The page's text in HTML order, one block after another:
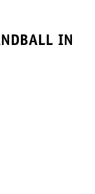
IN